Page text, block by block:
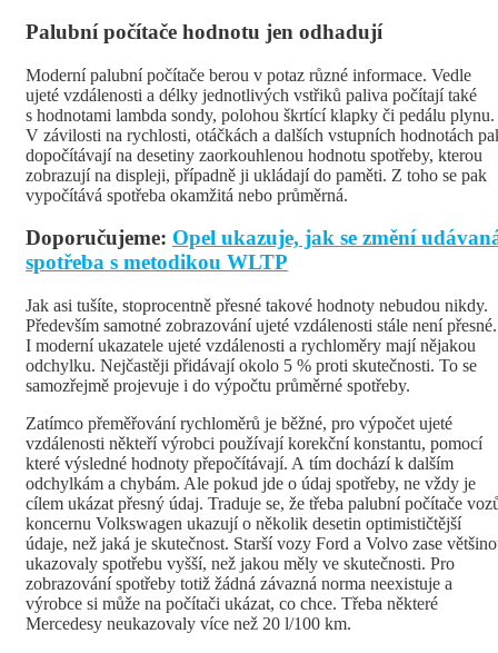
Palubní počítače hodnotu jen odhadují
Moderní palubní počítače berou v potaz různé informace. Vedle
ujeté vzdálenosti a délky jednotlivých vstřiků paliva počítají také
s hodnotami lambda sondy, polohou škrtící klapky či pedálu plynu.
V závilosti na rychlosti, otáčkách a dalších vstupních hodnotách
dopočítávají na desetiny zaorkouhlenou hodnotu spotřeby, kterou
zobrazují na displeji, případně ji ukládají do paměti. Z toho se pak
vypočítává spotřeba okamžitá nebo průměrná.
Doporučujeme: Opel ukazuje, jak se změní
spotřeba s metodikou WLTP
Jak asi tušíte, stoprocentně přesné takové hodnoty nebudou nikdy.
Především samotné zobrazování ujeté vzdálenosti stále není přesné.
I moderní ukazatele ujeté vzdálenosti a rychloměry mají nějakou
odchylku. Nejčastěji přidávají okolo 5 % proti skutečnosti. To se
samozřejmě projevuje i do výpočtu průměrné spotřeby.
Zatímco přeměřování rychloměrů je běžné, pro výpočet ujeté
vzdálenosti někteří výrobci používají korekční konstantu, pomocí
které výsledné hodnoty přepočítávají. A tím dochází k dalším
odchylkám a chybám. Ale pokud jde o údaj spotřeby, ne vždy je
cílem ukázat přesný údaj. Traduje se, že třeba palubní počítače
koncernu Volkswagen ukazují o několik desetin optimističtější
údaje, než jaká je skutečnost. Starší vozy Ford a Volvo zase
ukazovaly spotřebu vyšší, než jakou měly ve skutečnosti. Pro
zobrazování spotřeby totiž žádná závazná norma neexistuje a
výrobce si může na počítači ukázat, co chce. Třeba některé
Mercedesy neukazovaly více než 20 l/100 km.